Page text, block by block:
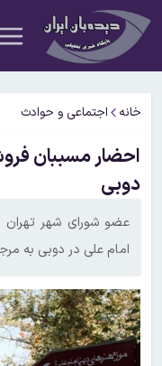
خانه اجتماعی و حوادث
احضار مسببان
دوبی
عضو شورای شهر تهران
امام علی در دوبی به